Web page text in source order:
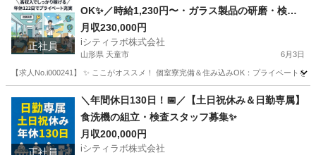
正社員
OK✨／時給1,230円〜・ガラス製品の研磨・検査
スタッフ募集！
月収230,000円
iシティラボ株式会社
山形県 天童市 6月3日
【求人No.i000241】 ✨ ここがオススメ！ 個室寮完備＆住み込みOK：プライベート
その他 住み込み
正社員
＼年間休日130日！📅／【土日祝休み＆日勤専属】
食洗機の組立・検査スタッフ募集✨
月収200,000円
iシティラボ株式会社